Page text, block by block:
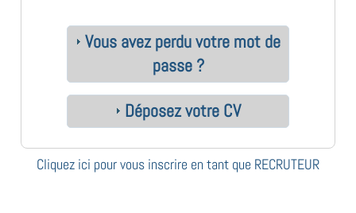
Vous avez perdu votre mot de
passe ?
Déposez votre CV
Cliquez ici pour vous inscrire en tant que RECRUTEUR